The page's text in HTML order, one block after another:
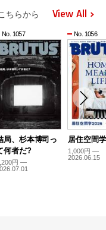
ちらから View All
No. 1057
局、杉本博司っ
何者だ?
円 —
No. 1056
居住空間
1,000円 —
2026.06.15